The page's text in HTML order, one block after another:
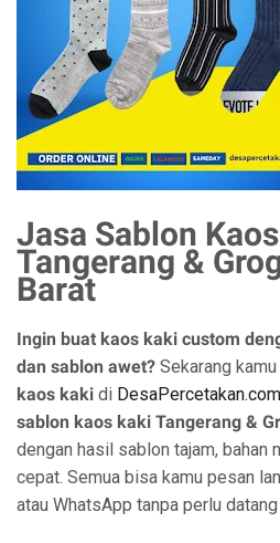
Jasa Sablon
Tangerang &
Barat
Ingin buat kaos kaki custom
dan sablon awet? Sekarang
kaos kaki di DesaPercetakan.com
sablon kaos kaki Tangerang &
dengan hasil sablon tajam, bahan
cepat. Semua bisa kamu pesan
atau WhatsApp tanpa perlu